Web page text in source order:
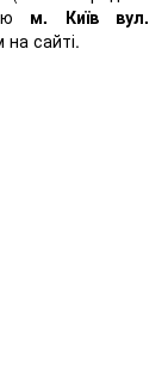
м. Київ вул.
сайті.